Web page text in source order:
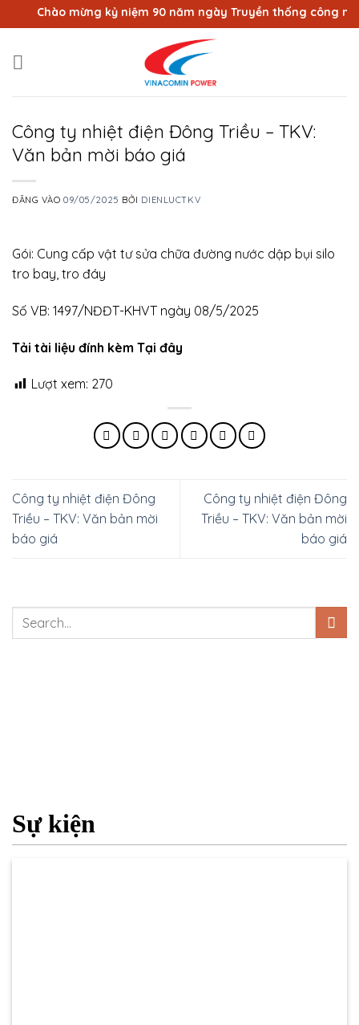
qua
dung
Chào mừng kỷ niệm 90 năm ngày Truyền thống công
Công ty nhiệt điện Đông Triều – TKV:
Văn bản mời báo giá
ĐĂNG VÀO09/05/2025 BỞI DIENLUCTKV
Gói: Cung cấp vật tư sửa chữa đường nước dập bụi silo
tro bay, tro đáy
Số VB: 1497/NĐĐT-KHVT ngày 08/5/2025
Tải tài liệu đính kèm Tại đây
Lượt xem: 270
Công ty nhiệt điện Đông
Triều – TKV: Văn bản mời
báo giá
Công ty nhiệt điện Đông
Triều – TKV: Văn bản mời
báo giá
Sự kiện